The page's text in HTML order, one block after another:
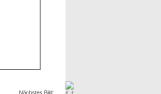
Nächstes Bild: